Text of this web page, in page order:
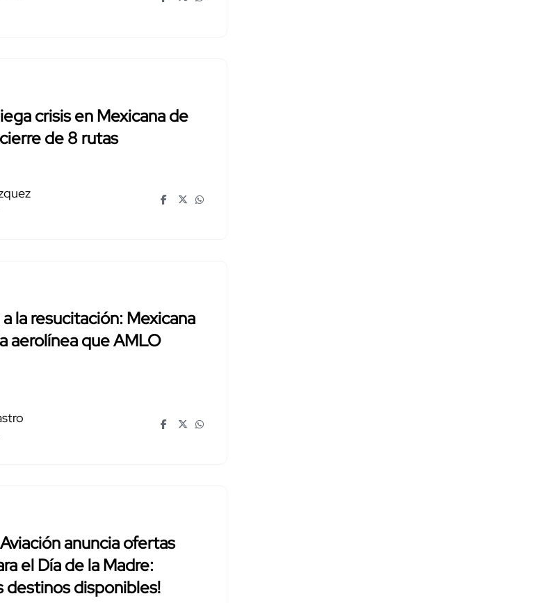
crisis en Mexicana de
de 8 rutas
la resucitación: Mexicana
aerolínea que AMLO
anuncia ofertas
el Día de la Madre:
destinos disponibles!